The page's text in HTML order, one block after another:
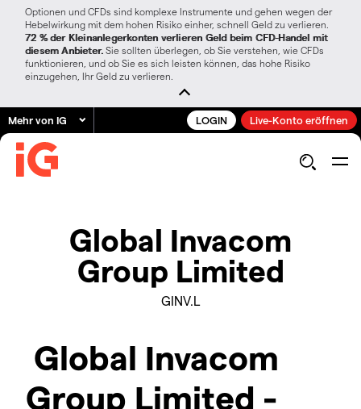
Optionen und CFDs sind komplexe Instrumente und gehen wegen der
Hebelwirkung mit dem hohen Risiko einher, schnell Geld zu verlieren.
72 % der Kleinanlegerkonten verlieren Geld beim CFD-Handel mit
diesem Anbieter. Sie sollten überlegen, ob Sie verstehen, wie CFDs
funktionieren, und ob Sie es sich leisten können, das hohe Risiko
einzugehen, Ihr Geld zu verlieren.
Mehr von IG LOGIN Live-Konto eröffnen
Global Invacom
Group Limited
GINV.L
Global Invacom
Group Limited -